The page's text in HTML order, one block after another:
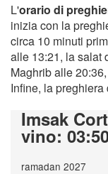
L'orario di
inizia con la
circa 10 minuti
alle 13:21, la salat
Maghrib alle
Infine, la
Imsak
vino:
ramadan 2027